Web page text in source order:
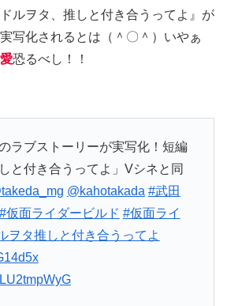
ルヲタ、推しと付き合うってよ』が
写化されるとは（＾〇＾）いやぁ
恐るべし！！
ラブストーリーが実写化！短編
と付き合うってよ」Vシネと同
@kahotakada #武田
#仮面ライダービルド #仮面ライ
ヲタ推しと付き合うってよ